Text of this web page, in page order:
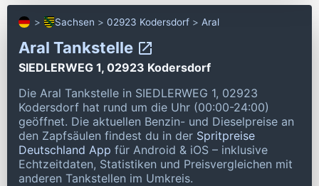
Sachsen 02923 Kodersdorf Aral
Aral Tankstelle
SIEDLERWEG 1, 02923 Kodersdorf
Die Aral Tankstelle in SIEDLERWEG 1, 02923
Kodersdorf hat rund um die Uhr (00:00-24:00)
geöffnet. Die aktuellen Benzin- und Dieselpreise an
den Zapfsäulen findest du in der Spritpreise
Deutschland App für Android & iOS – inklusive
Echtzeitdaten, Statistiken und Preisvergleichen mit
anderen Tankstellen im Umkreis.